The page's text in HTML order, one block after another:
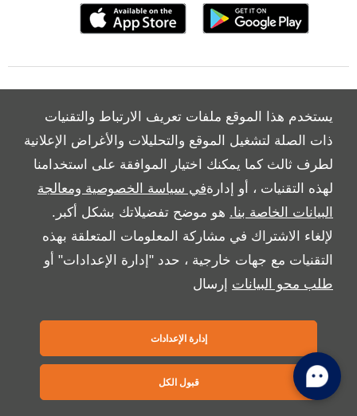
يستخدم هذا الموقع ملفات تعريف الارتباط والتقنيات
ذات الصلة لتشغيل الموقع والتحليلات والأغراض الإعلانية
لطرف ثالث كما يمكنك اختيار الموافقة على استخدامنا
لهذه التقنيات ، أو إدارةفي سياسة الخصوصية ومعالجة
البيانات الخاصة بنا. هو موضح تفضيلاتك بشكل أكبر.
لإلغاء الاشتراك في مشاركة المعلومات المتعلقة بهذه
التقنيات مع جهات خارجية ، حدد "إدارة الإعدادات" أو
طلب محو البيانات إرسال
إدارة الإعدادات
قبول الكل
Copyright © 2026 بريمير موتورز